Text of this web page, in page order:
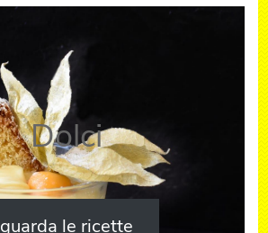
Dolci
guarda le ricette